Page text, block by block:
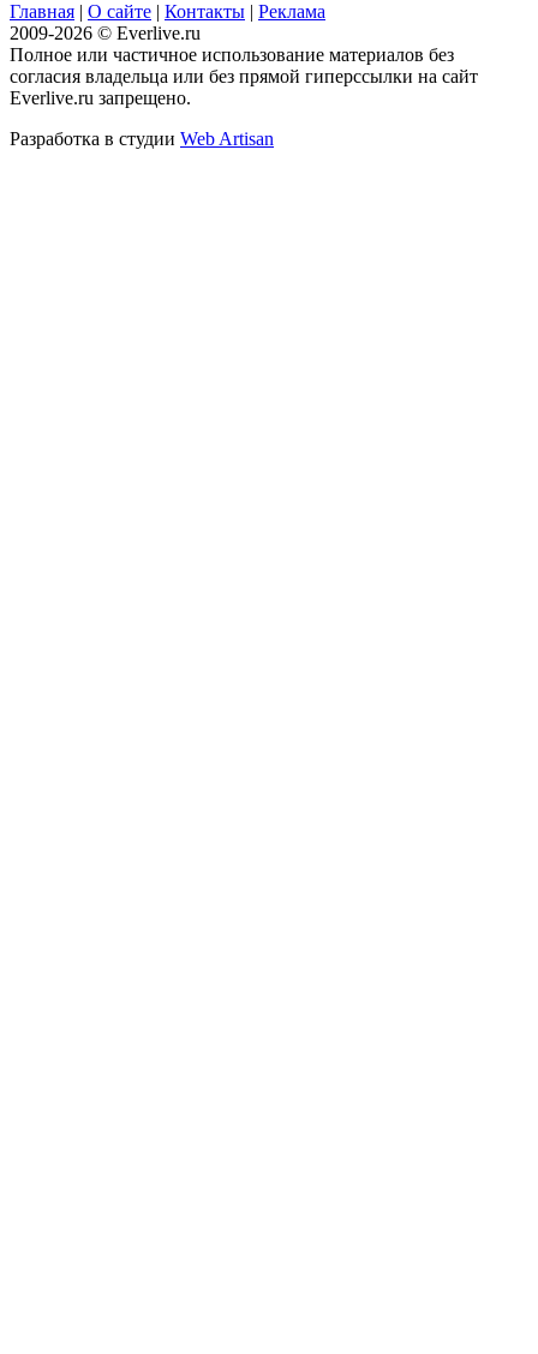
Главная
О сайте Контакты
Реклама
2009-2026 © Everlive.ru
Полное или частичное использование материалов без
согласия владельца или без прямой гиперссылки на сайт
Everlive.ru запрещено.
Разработка в студии Web Artisan